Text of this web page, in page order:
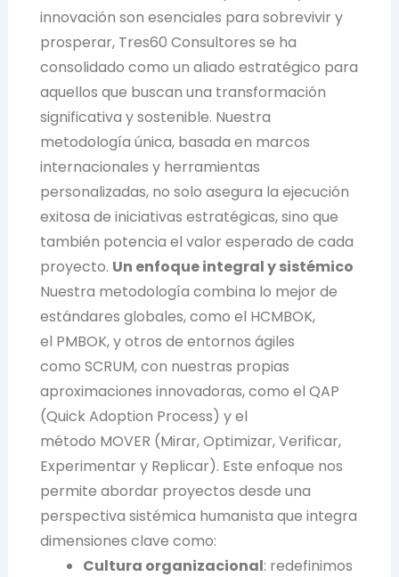
innovación son esenciales para sobrevivir y
prosperar, Tres60 Consultores se ha
consolidado como un aliado estratégico para
aquellos que buscan una transformación
significativa y sostenible. Nuestra
metodología única, basada en marcos
internacionales y herramientas
personalizadas, no solo asegura la ejecución
exitosa de iniciativas estratégicas, sino que
también potencia el valor esperado de cada
proyecto. Un enfoque integral y sistémico
Nuestra metodología combina lo mejor de
estándares globales, como el HCMBOK,
el PMBOK, y otros de entornos ágiles
como SCRUM, con nuestras propias
aproximaciones innovadoras, como el QAP
(Quick Adoption Process) y el
método MOVER (Mirar, Optimizar, Verificar,
Experimentar y Replicar). Este enfoque nos
permite abordar proyectos desde una
perspectiva sistémica humanista que integra
dimensiones clave como:
Cultura organizacional: redefinimos